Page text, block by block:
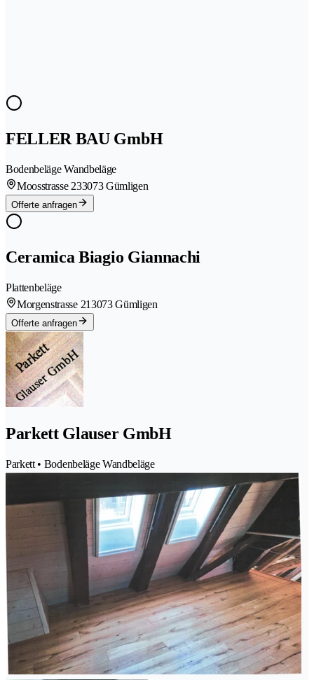
FELLER BAU GmbH
Bodenbeläge Wandbeläge
Moosstrasse 233073 Gümligen
Offerte anfragen
Ceramica Biagio Giannachi
Plattenbeläge
Morgenstrasse 213073 Gümligen
Offerte anfragen
Parkett Glauser GmbH
Parkett • Bodenbeläge Wandbeläge